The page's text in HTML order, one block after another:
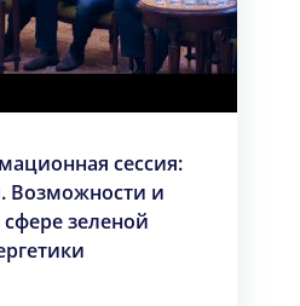
сессия:
Возможности и
зеленой